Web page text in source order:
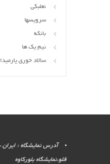
نعلبکی
سرویسها
بانکه
نیم یک ها
سالاد خوری پارمیدا
قلو،نمایشگاه بلورکاوه